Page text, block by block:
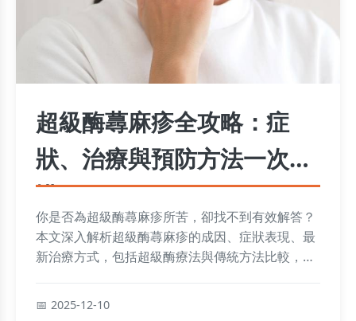
超級酶蕁麻疹全攻略：症
狀、治療與預防方法一次看
懂
你是否為超級酶蕁麻疹所苦，卻找不到有效解答？
本文深入解析超級酶蕁麻疹的成因、症狀表現、最
新治療方式，包括超級酶療法與傳統方法比較，並
2025-12-10